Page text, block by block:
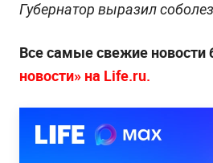
Губернатор выразил
Все самые свежие новости
новости» на Life.ru.